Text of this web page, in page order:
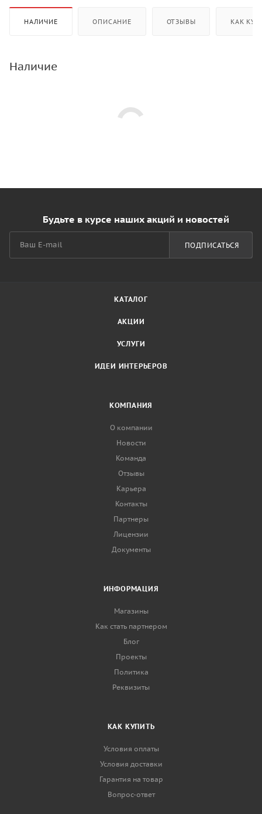
НАЛИЧИЕ ОПИСАНИЕ ОТЗЫВЫ КАК
Наличие
Будьте в курсе наших акций и новостей
ПОДПИСАТЬСЯ
КАТАЛОГ
АКЦИИ
УСЛУГИ
ИДЕИ ИНТЕРЬЕРОВ
КОМПАНИЯ
О компании
Новости
Команда
Отзывы
Карьера
Контакты
Партнеры
Лицензии
Документы
ИНФОРМАЦИЯ
Магазины
Как стать партнером
Блог
Проекты
Политика
Реквизиты
КАК КУПИТЬ
Условия оплаты
Условия доставки
Гарантия на товар
Вопрос-ответ